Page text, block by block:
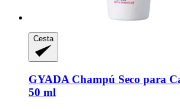
Cesta
GYADA Champú Seco para
50 ml